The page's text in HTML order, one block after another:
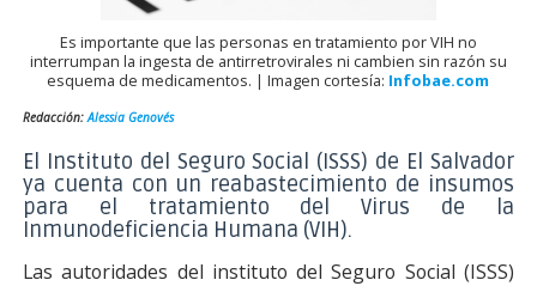
Es importante que las personas en tratamiento por VIH no
interrumpan la ingesta de antirretrovirales ni cambien sin razón su
esquema de medicamentos. | Imagen cortesía: Infobae.com
Redacción:Alessia Genovés
El Instituto del Seguro Social (ISSS) de El Salvador
ya cuenta con un reabastecimiento de insumos
para el tratamiento del Virus de la
Inmunodeficiencia Humana (VIH).
Las autoridades del instituto del Seguro Social (ISSS)